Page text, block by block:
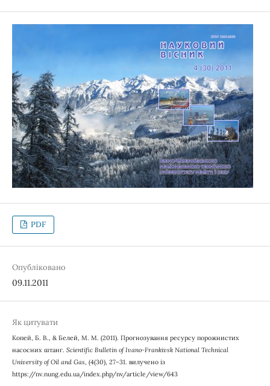
PDF
Опубліковано
09.11.2011
Як цитувати
Копей, Б. В., & Белей, М. М. (2011). Прогнозування ресурсу порожнистих
насосних штанг. Scientific Bulletin of Ivano-Frankivsk National Technical
University of Oil and Gas, (4(30), 27–31. вилучено із
https://nv.nung.edu.ua/index.php/nv/article/view/643